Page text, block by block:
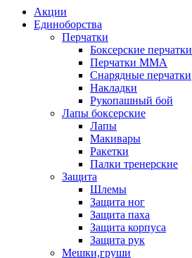
Акции
Единоборства
Перчатки
Боксерские перчатки
Перчатки ММА
Снарядные перчатки
Накладки
Рукопашный бой
Лапы боксерские
Лапы
Макивары
Ракетки
Палки тренерские
Защита
Шлемы
Защита ног
Защита паха
Защита корпуса
Защита рук
Мешки,груши